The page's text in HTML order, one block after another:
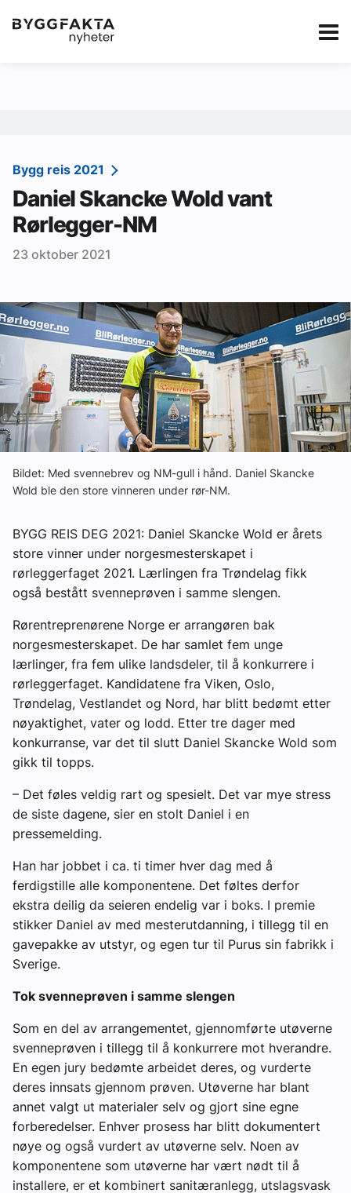
Kategorier Jobbmarkedet Annonsere i
Redaksjonen
Om Byggfakta
Annonsere
Tips oss
Ledige stillinger
eBlad
Aktivitetskalender
Nyheter
Aktuelle prosjekter
Bygg reis 2021
Daniel Skancke Wold vant
Rørlegger-NM
23 oktober 2021
Bildet: Med svennebrev og NM-gull i hånd. Daniel Skancke
Wold ble den store vinneren under rør-NM.
BYGG REIS DEG 2021: Daniel Skancke Wold er årets
store vinner under norgesmesterskapet i
rørleggerfaget 2021. Lærlingen fra Trøndelag fikk
også bestått svenneprøven i samme slengen.
Rørentreprenørene Norge er arrangøren bak
norgesmesterskapet. De har samlet fem unge
lærlinger, fra fem ulike landsdeler, til å konkurrere i
rørleggerfaget. Kandidatene fra Viken, Oslo,
Trøndelag, Vestlandet og Nord, har blitt bedømt etter
nøyaktighet, vater og lodd. Etter tre dager med
konkurranse, var det til slutt Daniel Skancke Wold som
gikk til topps.
– Det føles veldig rart og spesielt. Det var mye stress
de siste dagene, sier en stolt Daniel i en
pressemelding.
Han har jobbet i ca. ti timer hver dag med å
ferdigstille alle komponentene. Det føltes derfor
ekstra deilig da seieren endelig var i boks. I premie
stikker Daniel av med mesterutdanning, i tillegg til en
gavepakke av utstyr, og egen tur til Purus sin fabrikk i
Sverige.
Tok svenneprøven i samme slengen
Som en del av arrangementet, gjennomførte utøverne
svenneprøven i tillegg til å konkurrere mot hverandre.
En egen jury bedømte arbeidet deres, og vurderte
deres innsats gjennom prøven. Utøverne har blant
annet valgt ut materialer selv og gjort sine egne
forberedelser. Enhver prosess har blitt dokumentert
nøye og også vurdert av utøverne selv. Noen av
komponentene som utøverne har vært nødt til å
installere, er et kombinert sanitæranlegg, utslagsvask